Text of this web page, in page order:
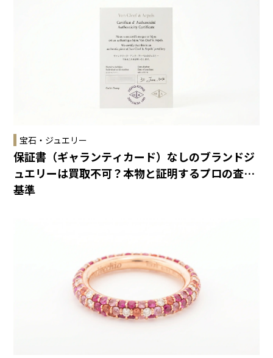
宝石・ジュエリー
保証書（ギャランティカード）なしのブランドジ
ュエリーは買取不可？本物と証明するプロの査定
基準